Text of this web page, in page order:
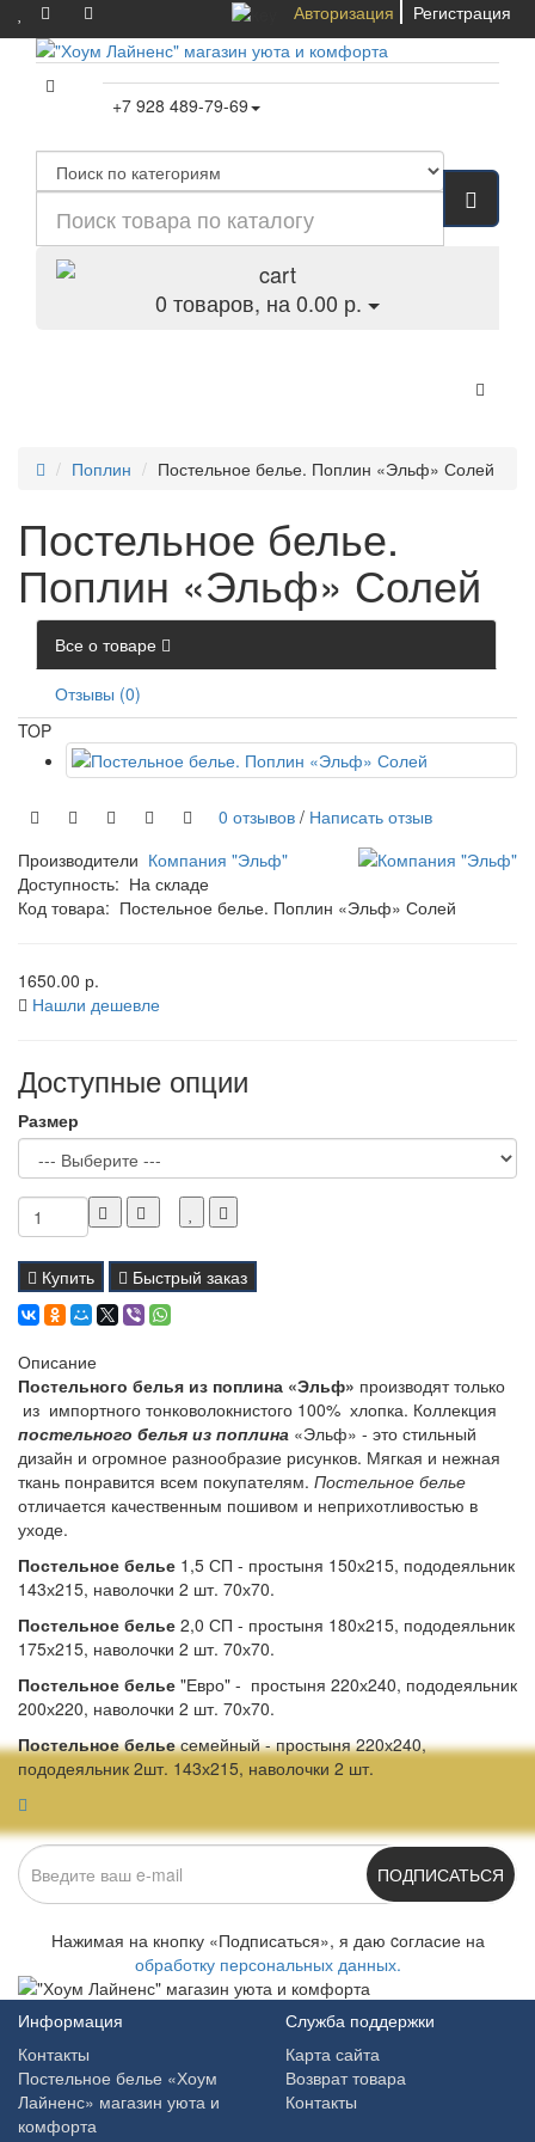
Авторизация Регистрация
+7 928 489-79-69
0 товаров, на 0.00 р.
Поплин Постельное белье. Поплин «Эльф» Солей
Постельное белье.
Поплин «Эльф» Солей
Все о товаре
Отзывы (0)
TOP
0 отзывов / Написать отзыв
Производители Компания "Эльф"
Доступность: На складе
Код товара: Постельное белье. Поплин «Эльф» Солей
1650.00 р.
Нашли дешевле
Доступные опции
Размер
Купить Быстрый заказ
Описание
Постельного белья из поплина «Эльф» производят только
из импортного тонковолокнистого 100% хлопка. Коллекция
постельного белья из поплина «Эльф» - это стильный
дизайн и огромное разнообразие рисунков. Мягкая и нежная
ткань понравится всем покупателям. Постельное белье
отличается качественным пошивом и неприхотливостью в
уходе.
Постельное белье 1,5 СП - простыня 150х215, пододеяльник
143х215, наволочки 2 шт. 70х70.
Постельное белье 2,0 СП - простыня 180х215, пододеяльник
175х215, наволочки 2 шт. 70х70.
Постельное белье "Евро" - простыня 220х240, пододеяльник
200х220, наволочки 2 шт. 70х70.
Постельное бельесемейный - простыня 220х240,
пододеяльник 2шт. 143х215, наволочки 2 шт.
ПОДПИСАТЬСЯ
Нажимая на кнопку «Подписаться», я даю cогласие на
обработку персональных данных.
Информация
Контакты
Постельное белье «Хоум
Лайненс» магазин уюта и
комфорта
Служба поддержки
Карта сайта
Возврат товара
Контакты